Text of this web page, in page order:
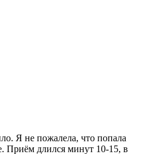
Я не пожалела, что попала
Приём длился минут 10-15, в